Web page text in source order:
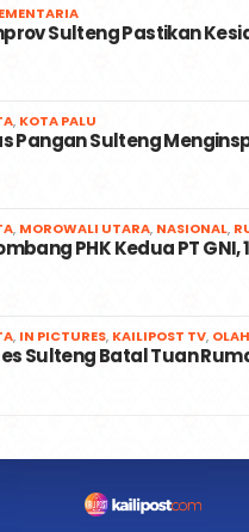
Sulteng Pastikan
, KOTA PALU
Pangan Sulteng
, MOROWALI UTARA, NASIONAL,
PHK Kedua PT GNI,
, IN PICTURES, KAILIPOST TV,
Sulteng Batal Tuan